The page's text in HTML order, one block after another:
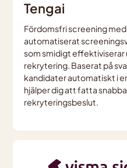
Tengai
Fördomsfri screening
automatiserat
som smidigt effektiviserar
rekrytering. Baserat på
kandidater automatiskt i
hjälper dig att fatta
rekryteringsbeslut.